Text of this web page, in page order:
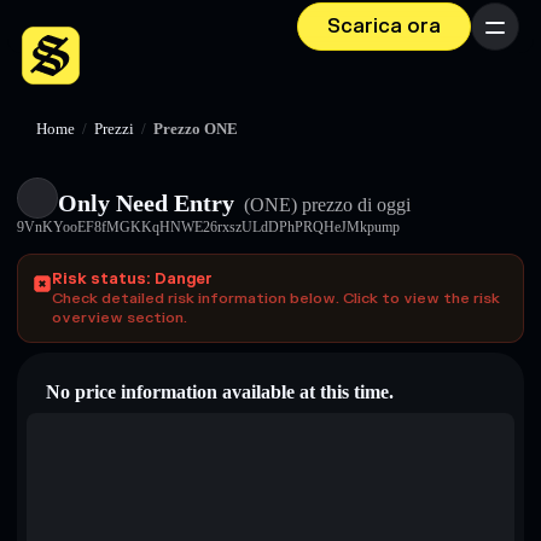
Scarica ora Menu
Home / Prezzi / Prezzo ONE
Only Need Entry (ONE) prezzo di oggi
9VnKYooEF8fMGKKqHNWE26rxszULdDPhPRQHeJMkpump
Risk status: Danger
Check detailed risk information below. Click to view the risk
overview section.
No price information available at this time.